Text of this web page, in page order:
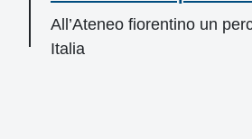
All’Ateneo fiorentino un
Italia